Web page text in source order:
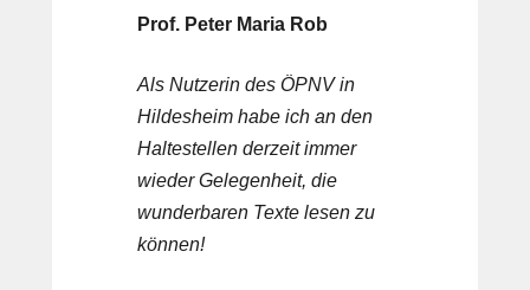
Prof. Peter Maria Rob
Als Nutzerin des ÖPNV in
Hildesheim habe ich an den
Haltestellen derzeit immer
wieder Gelegenheit, die
wunderbaren Texte lesen zu
können!